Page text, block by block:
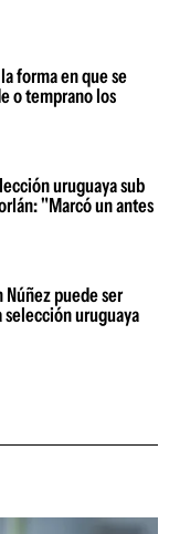
forma en que se
o temprano los
uruguaya sub
"Marcó un antes
puede ser
uruguaya